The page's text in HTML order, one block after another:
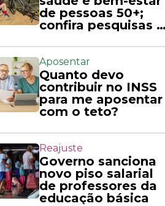
de pessoas 50+;
confira pesquisas e
Aposentar
Quanto devo
contribuir no INSS
para me aposentar
com o teto?
Reajuste
Governo sanciona
novo piso salarial
de professores da
educação básica